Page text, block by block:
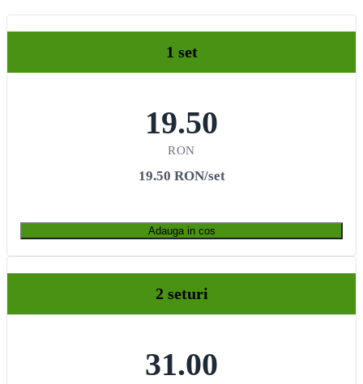
1 set
19.50
RON
19.50 RON/set
Adauga in cos
2 seturi
31.00